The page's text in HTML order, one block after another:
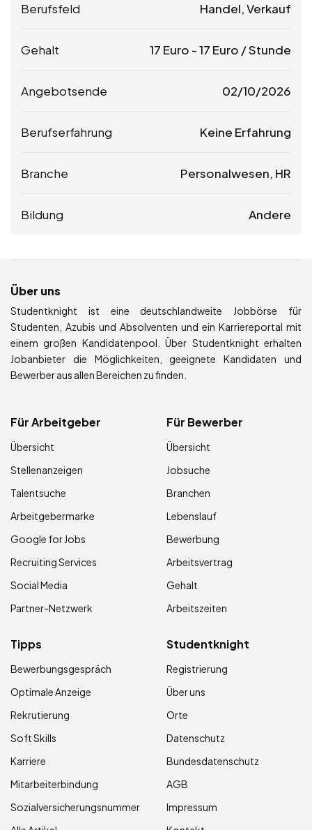
Berufsfeld Handel, Verkauf
Gehalt 17 Euro -17 Euro / Stunde
Angebotsende 02/10/2026
Berufserfahrung Keine Erfahrung
Branche Personalwesen, HR
Bildung Andere
Über uns
Studentknight ist eine deutschlandweite Jobbörse für
Studenten, Azubis und Absolventen und ein Karriereportal mit
einem großen Kandidatenpool. Über Studentknight erhalten
Jobanbieter die Möglichkeiten, geeignete Kandidaten und
Bewerber aus allen Bereichen zu finden.
Für Arbeitgeber
Übersicht
Stellenanzeigen
Talentsuche
Arbeitgebermarke
Google for Jobs
Recruiting Services
Social Media
Partner-Netzwerk
Für Bewerber
Übersicht
Jobsuche
Branchen
Lebenslauf
Bewerbung
Arbeitsvertrag
Gehalt
Arbeitszeiten
Tipps
Bewerbungsgespräch
Optimale Anzeige
Rekrutierung
Soft Skills
Karriere
Mitarbeiterbindung
Sozialversicherungsnummer
Studentknight
Registrierung
Über uns
Orte
Datenschutz
Bundesdatenschutz
AGB
Impressum